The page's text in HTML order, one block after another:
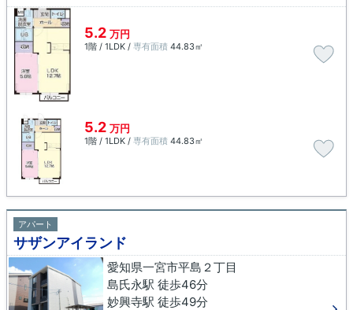
5.2 万円
1階 / 1LDK / 専有面積 44.83㎡
5.2 万円
1階 / 1LDK / 専有面積 44.83㎡
アパート
サザンアイランド
愛知県一宮市平島２丁目
島氏永駅 徒歩46分
妙興寺駅 徒歩49分